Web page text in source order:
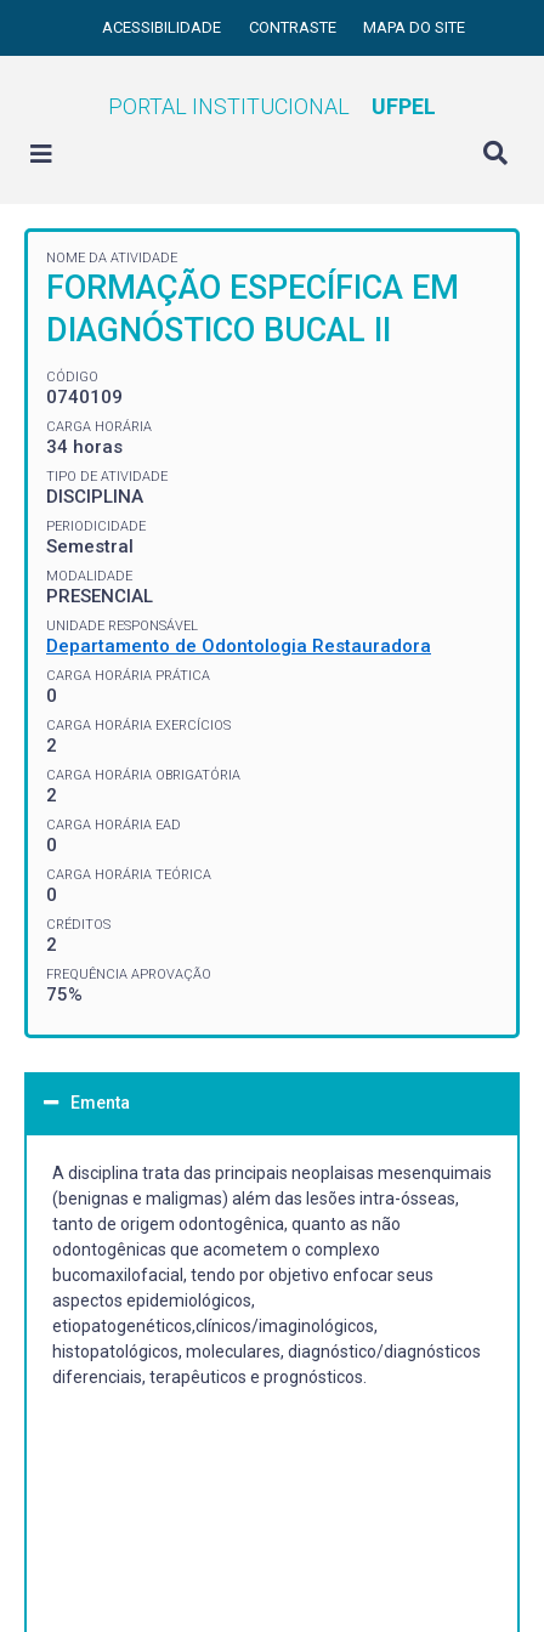
ACESSIBILIDADE CONTRASTE MAPA DO SITE
PORTAL INSTITUCIONAL UFPEL
NOME DA ATIVIDADE
FORMAÇÃO ESPECÍFICA EM
DIAGNÓSTICO BUCAL II
CÓDIGO
0740109
CARGA HORÁRIA
34 horas
TIPO DE ATIVIDADE
DISCIPLINA
PERIODICIDADE
Semestral
MODALIDADE
PRESENCIAL
UNIDADE RESPONSÁVEL
Departamento de Odontologia Restauradora
CARGA HORÁRIA PRÁTICA
0
CARGA HORÁRIA EXERCÍCIOS
2
CARGA HORÁRIA OBRIGATÓRIA
2
CARGA HORÁRIA EAD
0
CARGA HORÁRIA TEÓRICA
0
CRÉDITOS
2
FREQUÊNCIA APROVAÇÃO
75%
Ementa
A disciplina trata das principais neoplaisas mesenquimais
(benignas e maligmas) além das lesões intra-ósseas,
tanto de origem odontogênica, quanto as não
odontogênicas que acometem o complexo
bucomaxilofacial, tendo por objetivo enfocar seus
aspectos epidemiológicos,
etiopatogenéticos,clínicos/imaginológicos,
histopatológicos, moleculares, diagnóstico/diagnósticos
diferenciais, terapêuticos e prognósticos.